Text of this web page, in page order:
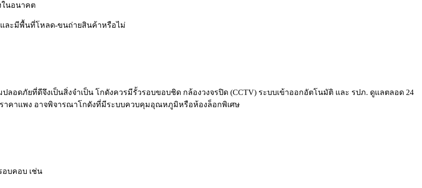
ในอนาคต
ละมีพื้นที่โหลด-ขนถ่ายสินค้าหรือไม่
อดภัยที่ดีจึงเป็นสิ่งจำเป็น โกดังควรมีรั้วรอบขอบชิด กล้องวงจรปิด (CCTV) ระบบเข้าออกอัตโนมัติ และ รปภ. ดูแลตลอด 24
าคาแพง อาจพิจารณาโกดังที่มีระบบควบคุมอุณหภูมิหรือห้องล็อกพิเศษ
อบคอบ เช่น